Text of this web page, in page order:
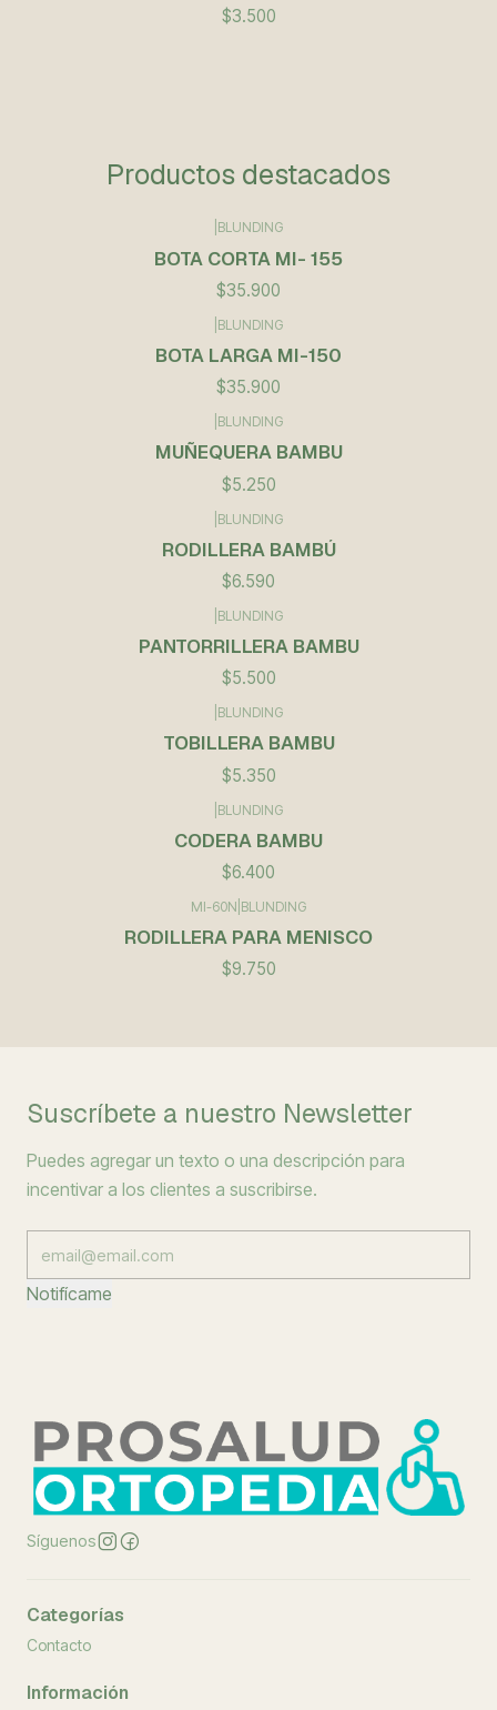
$3.500
Productos destacados
BLUNDING
BOTA CORTA MI- 155
$35.900
BLUNDING
BOTA LARGA MI-150
$35.900
BLUNDING
MUÑEQUERA BAMBU
$5.250
BLUNDING
RODILLERA BAMBÚ
$6.590
BLUNDING
PANTORRILLERA BAMBU
$5.500
BLUNDING
TOBILLERA BAMBU
$5.350
BLUNDING
CODERA BAMBU
$6.400
MI-60N BLUNDING
RODILLERA PARA MENISCO
$9.750
Suscríbete a nuestro Newsletter
Puedes agregar un texto o una descripción para
incentivar a los clientes a suscribirse.
Notifícame
Síguenos
Categorías
Contacto
Información